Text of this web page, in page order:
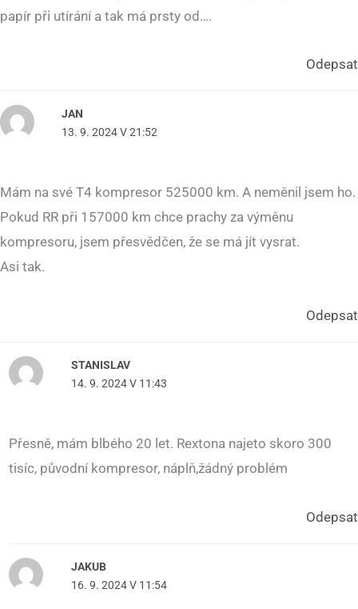
papír při utírání a tak má prsty od….
Odepsat
JAN
13. 9. 2024 V 21:52
Mám na své T4 kompresor 525000 km. A neměnil jsem ho.
Pokud RR při 157000 km chce prachy za výměnu
kompresoru, jsem přesvědčen, že se má jít vysrat.
Asi tak.
Odepsat
STANISLAV
14. 9. 2024 V 11:43
Přesně, mám blbého 20 let. Rextona najeto skoro 300
tisíc, původní kompresor, náplň,žádný problém
Odepsat
JAKUB
16. 9. 2024 V 11:54